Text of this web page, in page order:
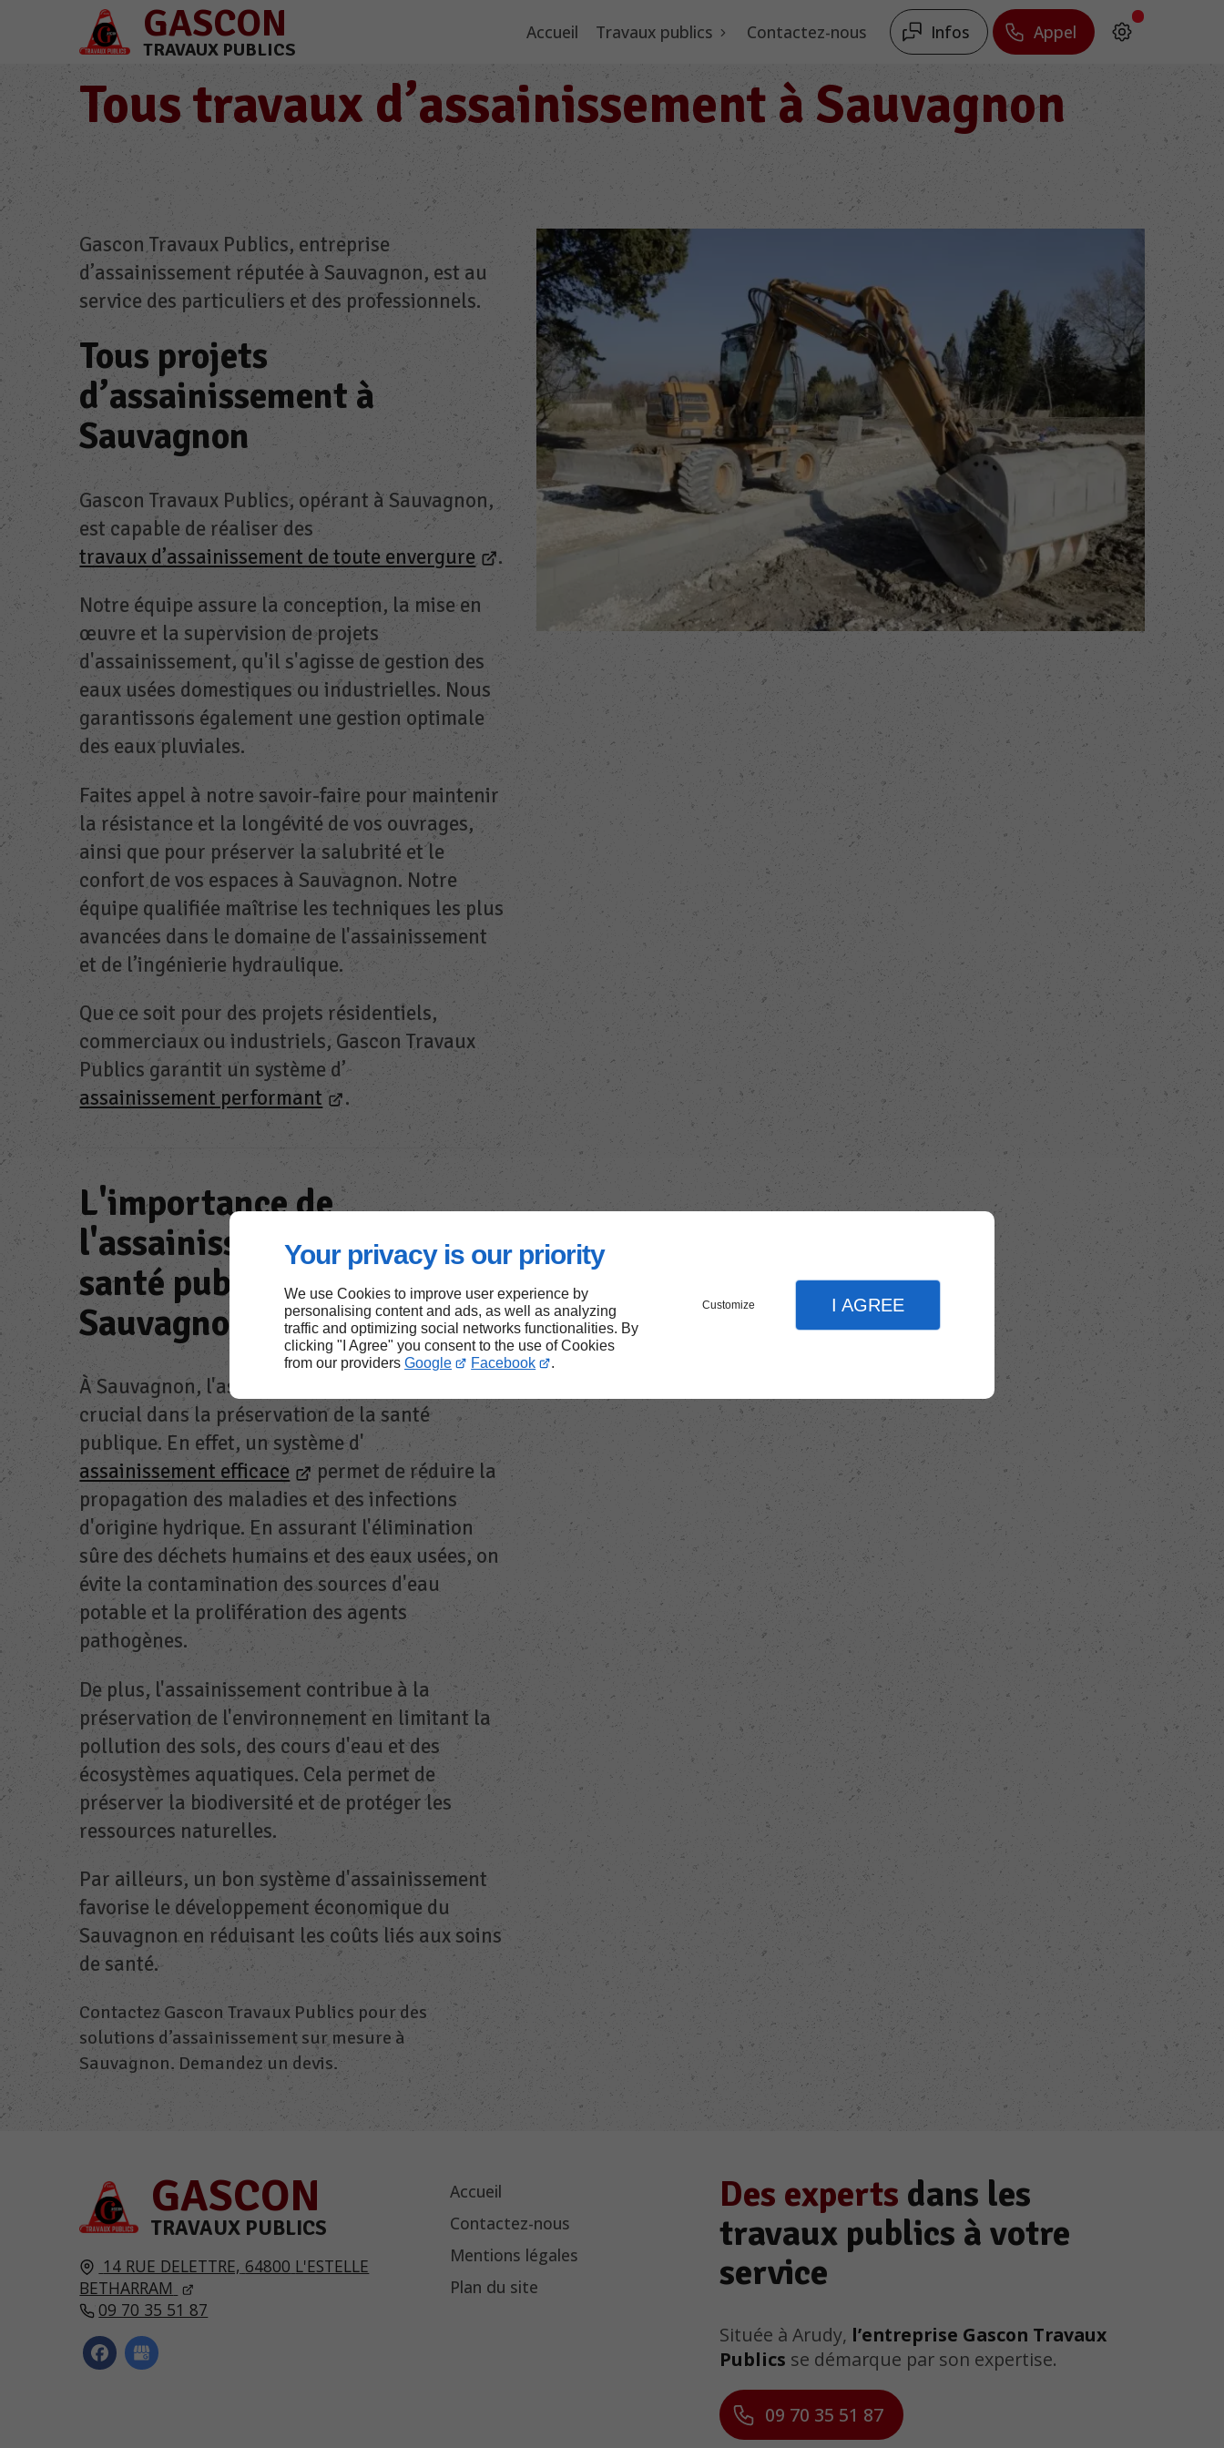
Your privacy is our priority
We use Cookies to improve user experience by
personalising content and ads, as well as analyzing
traffic and optimizing social networks functionalities. By
clicking "I Agree" you consent to the use of Cookies
from our providers Google Facebook .
Customize I AGREE
GASCON
TRAVAUX PUBLICS
Accueil Travaux publics Contactez-nous Infos Appel
Tous travaux d’assainissement à Sauvagnon
Gascon Travaux Publics, entreprise
d’assainissement réputée à Sauvagnon, est au
service des particuliers et des professionnels.
Tous projets
d’assainissement à
Sauvagnon
Gascon Travaux Publics, opérant à Sauvagnon,
est capable de réaliser des
travaux d’assainissement de toute envergure
.
Notre équipe assure la conception, la mise en
œuvre et la supervision de projets
d'assainissement, qu'il s'agisse de gestion des
eaux usées domestiques ou industrielles. Nous
garantissons également une gestion optimale
des eaux pluviales.
Faites appel à notre savoir-faire pour maintenir
la résistance et la longévité de vos ouvrages,
ainsi que pour préserver la salubrité et le
confort de vos espaces à Sauvagnon. Notre
équipe qualifiée maîtrise les techniques les plus
avancées dans le domaine de l'assainissement
et de l’ingénierie hydraulique.
Que ce soit pour des projets résidentiels,
commerciaux ou industriels, Gascon Travaux
Publics garantit un système d’
assainissement performant
.
L'importance de
l'assainissement pour la
santé publique à
Sauvagnon
À Sauvagnon, l'assainissement joue un rôle
crucial dans la préservation de la santé
publique. En effet, un système d'
assainissement efficace
permet de réduire la
propagation des maladies et des infections
d'origine hydrique. En assurant l'élimination
sûre des déchets humains et des eaux usées, on
évite la contamination des sources d'eau
potable et la prolifération des agents
pathogènes.
De plus, l'assainissement contribue à la
préservation de l'environnement en limitant la
pollution des sols, des cours d'eau et des
écosystèmes aquatiques. Cela permet de
préserver la biodiversité et de protéger les
ressources naturelles.
Par ailleurs, un bon système d'assainissement
favorise le développement économique du
Sauvagnon en réduisant les coûts liés aux soins
de santé.
Contactez Gascon Travaux Publics pour des
solutions d’assainissement sur mesure à
Sauvagnon. Demandez un devis.
GASCON
TRAVAUX PUBLICS
14 RUE DELETTRE, 64800 L'ESTELLE
BETHARRAM
09 70 35 51 87
Accueil
Contactez-nous
Mentions légales
Plan du site
Des experts dans les
travaux publics à votre
service
Située à Arudy, l’entreprise Gascon Travaux
Publics se démarque par son expertise.
09 70 35 51 87